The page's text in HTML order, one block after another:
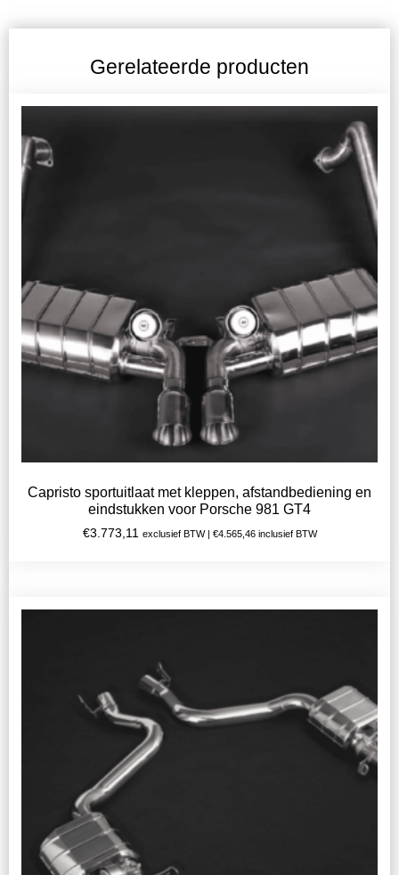
Gerelateerde producten
Capristo sportuitlaat met kleppen, afstandbediening en
eindstukken voor Porsche 981 GT4
€3.773,11 exclusief BTW | €4.565,46inclusief BTW